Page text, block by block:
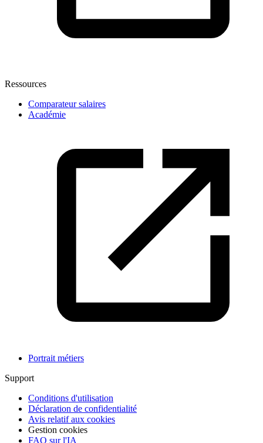
Ressources
Comparateur salaires
Académie
Portrait métiers
Support
Conditions d'utilisation
Déclaration de confidentialité
Avis relatif aux cookies
Gestion cookies
FAQ sur l'IA